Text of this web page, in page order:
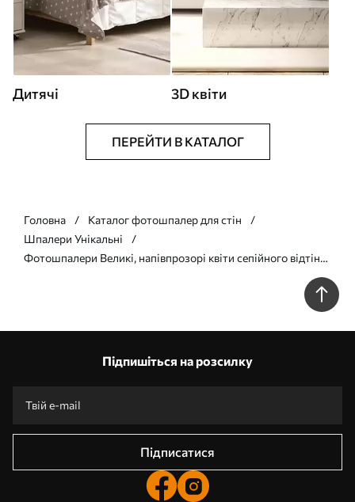
Дитячі 3D квіти
ПЕРЕЙТИ В КАТАЛОГ
Головна
Каталог фотошпалер для стін
Шпалери Унікальні
Фотошпалери Великі, напівпрозорі квіти сепійного відтінку
Підпишіться на розсилку
Підписатися